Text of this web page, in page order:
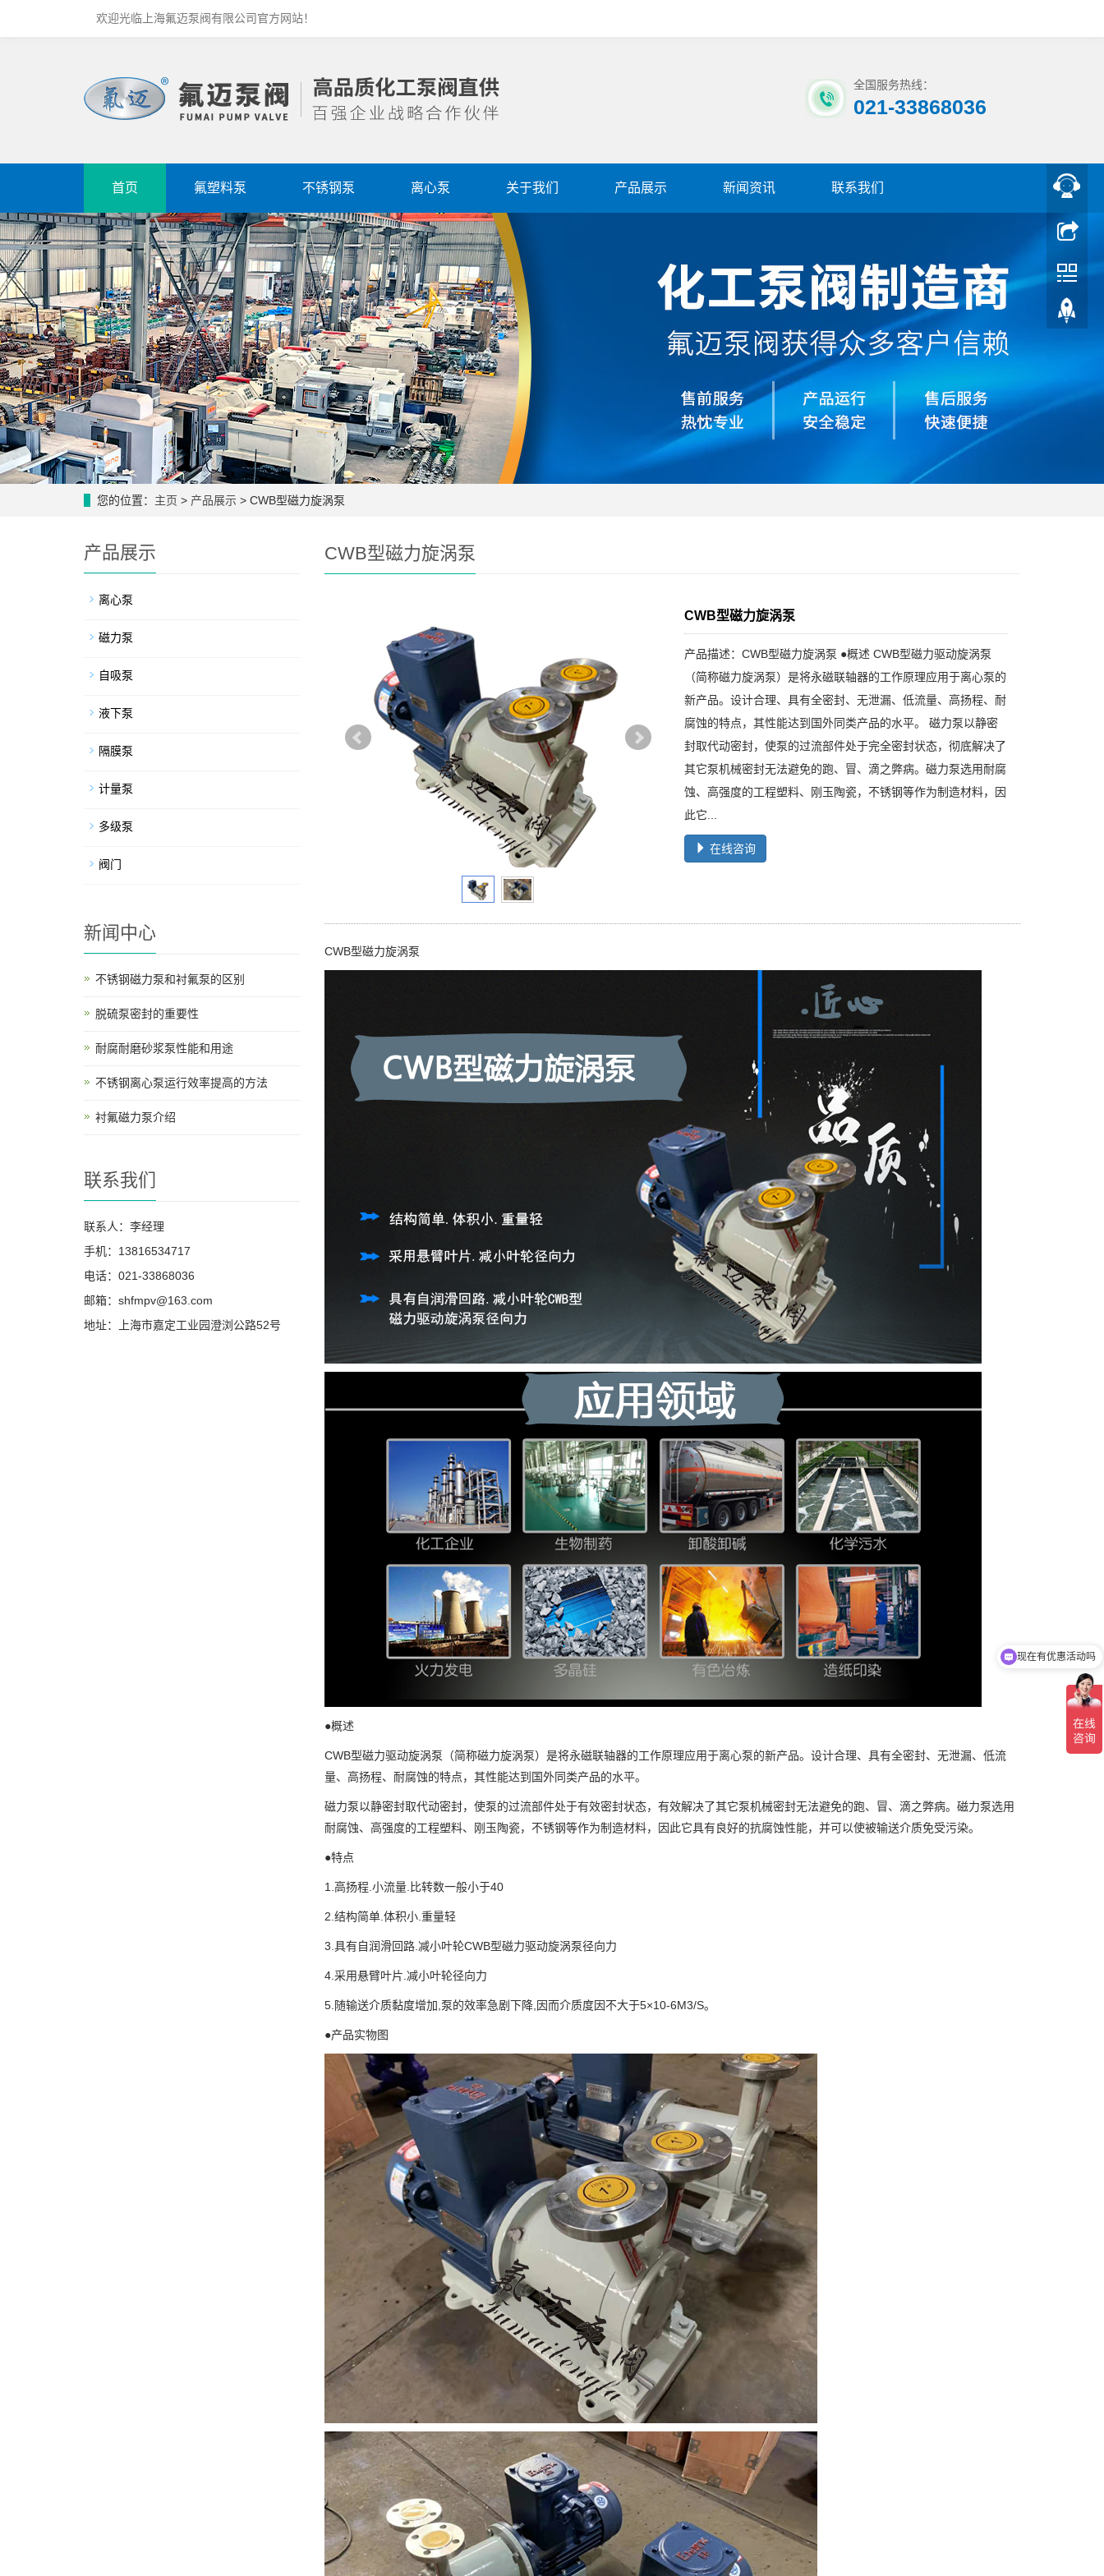
欢迎光临上海氟迈泵阀有限公司官方网站！
全国服务热线：
021-33868036
首页 氟塑料泵 不锈钢泵 离心泵 关于我们 产品展示 新闻资讯 联系我们
您的位置： 主页 > 产品展示 > CWB型磁力旋涡泵
CWB型磁力旋涡泵
CWB型磁力旋涡泵
产品描述：CWB型磁力旋涡泵 ●概述 CWB型磁力驱动旋涡泵
（简称磁力旋涡泵）是将永磁联轴器的工作原理应用于离心泵的
新产品。设计合理、具有全密封、无泄漏、低流量、高扬程、耐
腐蚀的特点，其性能达到国外同类产品的水平。 磁力泵以静密
封取代动密封，使泵的过流部件处于完全密封状态，彻底解决了
其它泵机械密封无法避免的跑、冒、滴之弊病。磁力泵选用耐腐
蚀、高强度的工程塑料、刚玉陶瓷，不锈钢等作为制造材料，因
此它...
在线咨询
CWB型磁力旋涡泵
●概述
CWB型磁力驱动旋涡泵（简称磁力旋涡泵）是将永磁联轴器的工作原理应用于离心泵的新产品。设计合理、具有全密封、无泄漏、低流
量、高扬程、耐腐蚀的特点，其性能达到国外同类产品的水平。
磁力泵以静密封取代动密封，使泵的过流部件处于有效密封状态，有效解决了其它泵机械密封无法避免的跑、冒、滴之弊病。磁力泵选用
耐腐蚀、高强度的工程塑料、刚玉陶瓷，不锈钢等作为制造材料，因此它具有良好的抗腐蚀性能，并可以使被输送介质免受污染。
●特点
1.高扬程.小流量.比转数一般小于40
2.结构简单.体积小.重量轻
3.具有自润滑回路.减小叶轮CWB型磁力驱动旋涡泵径向力
4.采用悬臂叶片.减小叶轮径向力
5.随输送介质黏度增加,泵的效率急剧下降,因而介质度因不大于5×10-6M3/S。
●产品实物图
产品展示
离心泵
磁力泵
自吸泵
液下泵
隔膜泵
计量泵
多级泵
阀门
新闻中心
不锈钢磁力泵和衬氟泵的区别
脱硫泵密封的重要性
耐腐耐磨砂浆泵性能和用途
不锈钢离心泵运行效率提高的方法
衬氟磁力泵介绍
联系我们
联系人：李经理
手机：13816534717
电话：021-33868036
邮箱：shfmpv@163.com
地址：上海市嘉定工业园澄浏公路52号
可以介绍下你们的产品么